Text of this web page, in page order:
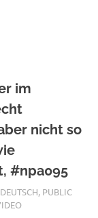
im
nicht so
#npa095
VGRASS
DEUTSCH, PUBLIC